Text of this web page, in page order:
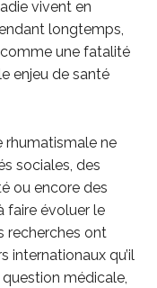
vivent en
longtemps,
une fatalité
enjeu de santé
rhumatismale ne
sociales, des
ou encore des
faire évoluer le
recherches ont
internationaux qu’il
question médicale,